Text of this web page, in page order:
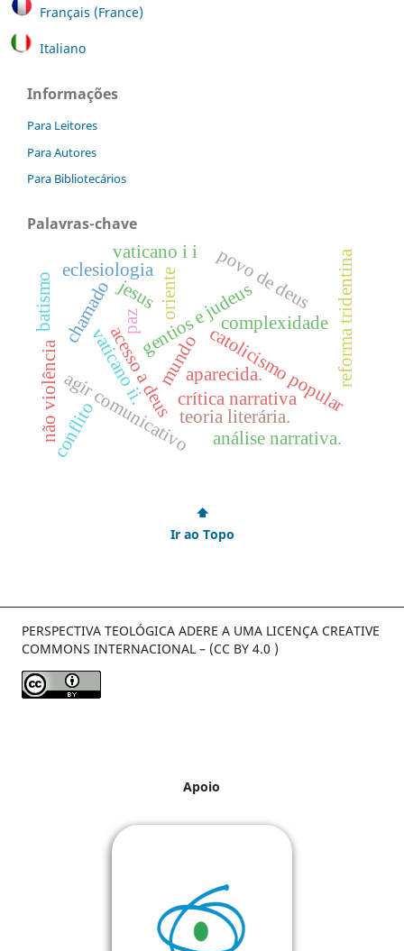
Français (France)
Italiano
Informações
Para Leitores
Para Autores
Para Bibliotecários
Palavras-chave
acesso a deus
jesusgentios e judeus
catolicismo popular
reforma tridentina
oriente
eclesiologia
crítica narrativa
teoria literária.
agir comunicativo
chamado povo de deus
complexidade
vaticano ii.
vaticano i i
aparecida.
não violênciaconflito
paz
mundo
análise narrativa.
batismo
⬆
Ir ao Topo
PERSPECTIVA TEOLÓGICA ADERE A UMA LICENÇA CREATIVE
COMMONS INTERNACIONAL – (CC BY 4.0 )
Apoio